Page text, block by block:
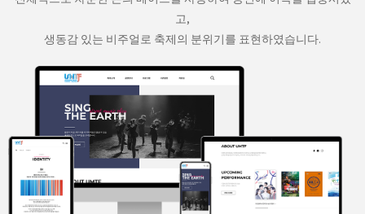
고,
생동감 있는 비주얼로 축제의 분위기를 표현하였습니다.